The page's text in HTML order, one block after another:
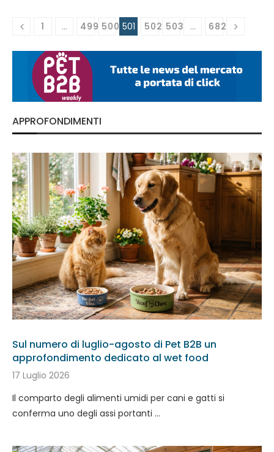
1 … 499 500 501 502 503 … 682
APPROFONDIMENTI
Sul numero di luglio-agosto di Pet B2B un
approfondimento dedicato al wet food
17 Luglio 2026
Il comparto degli alimenti umidi per cani e gatti si
conferma uno degli assi portanti …